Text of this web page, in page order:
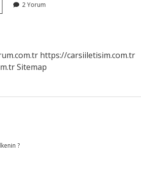
2 Yorum
https://carsiiletisim.com.tr
Sitemap
?